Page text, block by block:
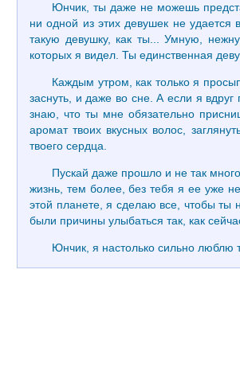
Юнчик, ты даже не можешь
ни одной из этих девушек не удается
такую девушку, как ты... Умную,
которых я видел. Ты единственная
Каждым утром, как только я
заснуть, и даже во сне. А если я
знаю, что ты мне обязательно
аромат твоих вкусных волос,
твоего сердца.
Пускай даже прошло и не так
жизнь, тем более, без тебя я ее уже
этой планете, я сделаю все, чтобы ты
были причины улыбаться так, как
Юнчик, я настолько сильно люблю